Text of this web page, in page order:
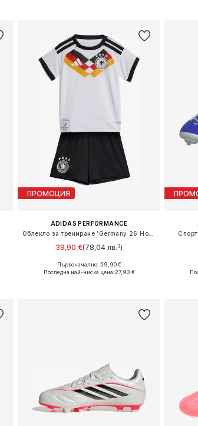
ПРОМОЦИЯ
ADIDAS PERFORMANCE
39,90 €(78,04 лв.³)
Налични размери: 68, 74, 80
Първоначално: 59,90 €
Последна най-ниска цена:27,93 €